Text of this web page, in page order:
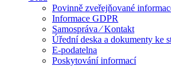
Povinně zveřejňované
Informace GDPR
Samospráva ⁄ Kontakt
Úřední deska a dokumenty ke
E-podatelna
Poskytování informací